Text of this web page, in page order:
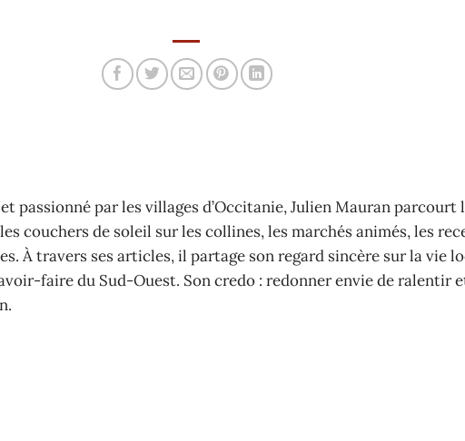
passionné par les villages d’Occitanie, Julien Mauran parcourt
couchers de soleil sur les collines, les marchés animés, les
À travers ses articles, il partage son regard sincère sur la vie
faire du Sud-Ouest. Son credo : redonner envie de ralentir